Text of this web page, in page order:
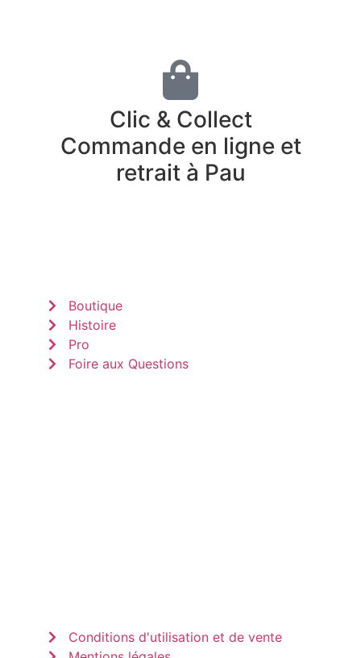
Clic & Collect
Commande en ligne et
retrait à Pau
Boutique
Histoire
Pro
Foire aux Questions
Conditions d'utilisation et de vente